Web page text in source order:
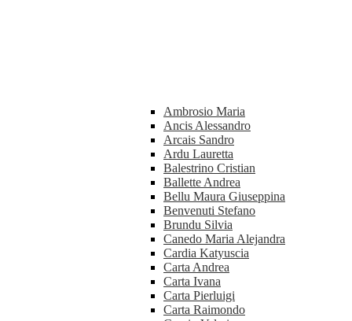
Ambrosio Maria
Ancis Alessandro
Arcais Sandro
Ardu Lauretta
Balestrino Cristian
Ballette Andrea
Bellu Maura Giuseppina
Benvenuti Stefano
Brundu Silvia
Canedo Maria Alejandra
Cardia Katyuscia
Carta Andrea
Carta Ivana
Carta Pierluigi
Carta Raimondo